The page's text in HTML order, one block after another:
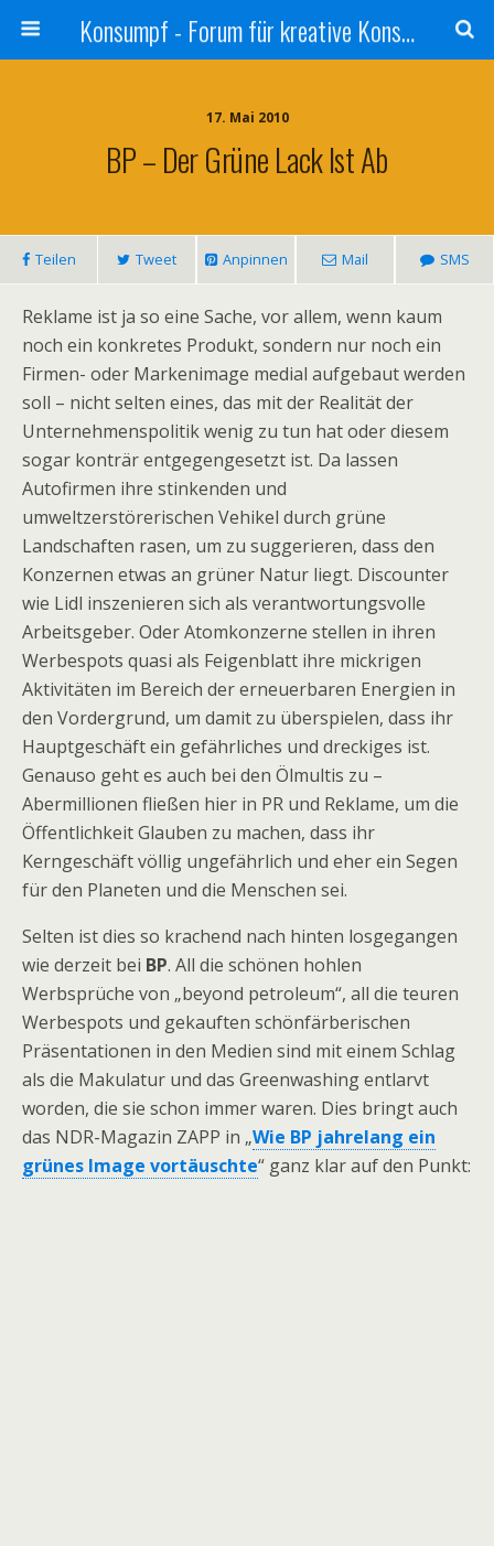
Konsumpf - Forum für kreative Konsumkritik - Culture Jamming, Nachhaltigkeit, Konzernkritik, Adbusting
17. Mai 2010
BP – Der Grüne Lack Ist Ab
Teilen Tweet Anpinnen Mail SMS
Reklame ist ja so eine Sache, vor allem, wenn kaum
noch ein konkretes Produkt, sondern nur noch ein
Firmen- oder Markenimage medial aufgebaut werden
soll – nicht selten eines, das mit der Realität der
Unternehmenspolitik wenig zu tun hat oder diesem
sogar konträr entgegengesetzt ist. Da lassen
Autofirmen ihre stinkenden und
umweltzerstörerischen Vehikel durch grüne
Landschaften rasen, um zu suggerieren, dass den
Konzernen etwas an grüner Natur liegt. Discounter
wie Lidl inszenieren sich als verantwortungsvolle
Arbeitsgeber. Oder Atomkonzerne stellen in ihren
Werbespots quasi als Feigenblatt ihre mickrigen
Aktivitäten im Bereich der erneuerbaren Energien in
den Vordergrund, um damit zu überspielen, dass ihr
Hauptgeschäft ein gefährliches und dreckiges ist.
Genauso geht es auch bei den Ölmultis zu –
Abermillionen fließen hier in PR und Reklame, um die
Öffentlichkeit Glauben zu machen, dass ihr
Kerngeschäft völlig ungefährlich und eher ein Segen
für den Planeten und die Menschen sei.
Selten ist dies so krachend nach hinten losgegangen
wie derzeit bei BP. All die schönen hohlen
Werbsprüche von „beyond petroleum“, all die teuren
Werbespots und gekauften schönfärberischen
Präsentationen in den Medien sind mit einem Schlag
als die Makulatur und das Greenwashing entlarvt
worden, die sie schon immer waren. Dies bringt auch
das NDR-Magazin ZAPP in „Wie BP jahrelang ein
grünes Image vortäuschte“ ganz klar auf den Punkt: